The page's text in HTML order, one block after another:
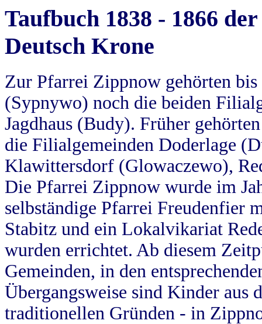
Taufbuch 1838 - 1866
Deutsch Krone
Zur Pfarrei Zippnow gehörten
(Sypnywo) noch die beiden
Jagdhaus (Budy). Früher
die Filialgemeinden Doderlage
Klawittersdorf (Glowaczewo),
Die Pfarrei Zippnow wurde im
selbständige Pfarrei Freudenfier
Stabitz und ein Lokalvikariat
wurden errichtet. Ab diesem
Gemeinden, in den
Übergangsweise sind Kinder aus
traditionellen Gründen - in